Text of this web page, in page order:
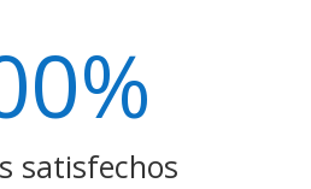
%
satisfechos